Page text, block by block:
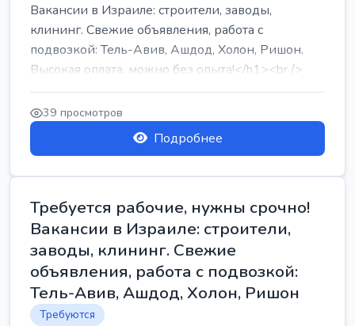
Вакансии в Израиле: строители, заводы,
клининг. Свежие объявления, работа с
подвозкой: Тель-Авив, Ашдод, Холон, Ришон.
Высокая оплата, можно без опыта!</h1><br />
...
39 просмотров
Подробнее
Требуется рабочие, нужны срочно!
Вакансии в Израиле: строители,
заводы, клининг. Свежие
объявления, работа с подвозкой:
Тель-Авив, Ашдод, Холон, Ришон
Требуются